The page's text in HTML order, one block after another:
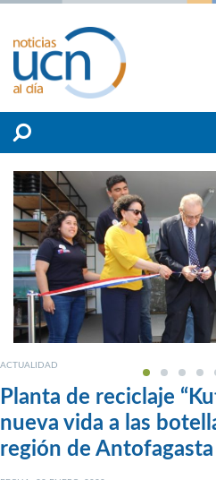
ACTUALIDAD
Planta de reciclaje
nueva vida a las
región de Antofagasta